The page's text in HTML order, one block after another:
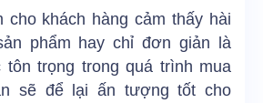
khách hàng cảm thấy hài
phẩm hay chỉ đơn giản là
trọng trong quá trình mua
sẽ để lại ấn tượng tốt cho